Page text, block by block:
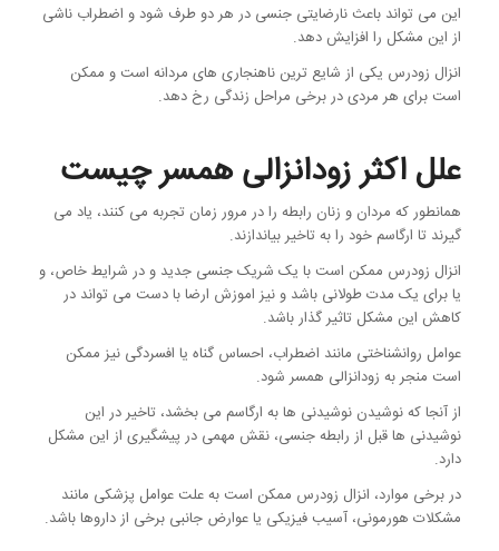
این می تواند باعث نارضایتی جنسی در هر دو طرف شود و اضطراب ناشی
از این مشکل را افزایش دهد.
انزال زودرس یکی از شایع ترین ناهنجاری های مردانه است و ممکن
است برای هر مردی در برخی مراحل زندگی رخ دهد.
علل اکثر زودانزالی همسر چیست
همانطور که مردان و زنان رابطه را در مرور زمان تجربه می کنند، یاد می
گیرند تا ارگاسم خود را به تاخیر بیاندازند.
انزال زودرس ممکن است با یک شریک جنسی جدید و در شرایط خاص، و
یا برای یک مدت طولانی باشد و نیز اموزش ارضا با دست می تواند در
کاهش این مشکل تاثیر گذار باشد.
عوامل روانشناختی مانند اضطراب، احساس گناه یا افسردگی نیز ممکن
است منجر به زودانزالی همسر شود.
از آنجا که نوشیدن نوشیدنی ها به ارگاسم می بخشد، تاخیر در این
نوشیدنی ها قبل از رابطه جنسی، نقش مهمی در پیشگیری از این مشکل
دارد.
در برخی موارد، انزال زودرس ممکن است به علت عوامل پزشکی مانند
مشکلات هورمونی، آسیب فیزیکی یا عوارض جانبی برخی از داروها باشد.